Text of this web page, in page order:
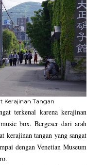
Kerajinan Tangan
terkenal karena kerajinan
box. Bergeser dari arah
kerajinan tangan yang sangat
dengan Venetian Museum